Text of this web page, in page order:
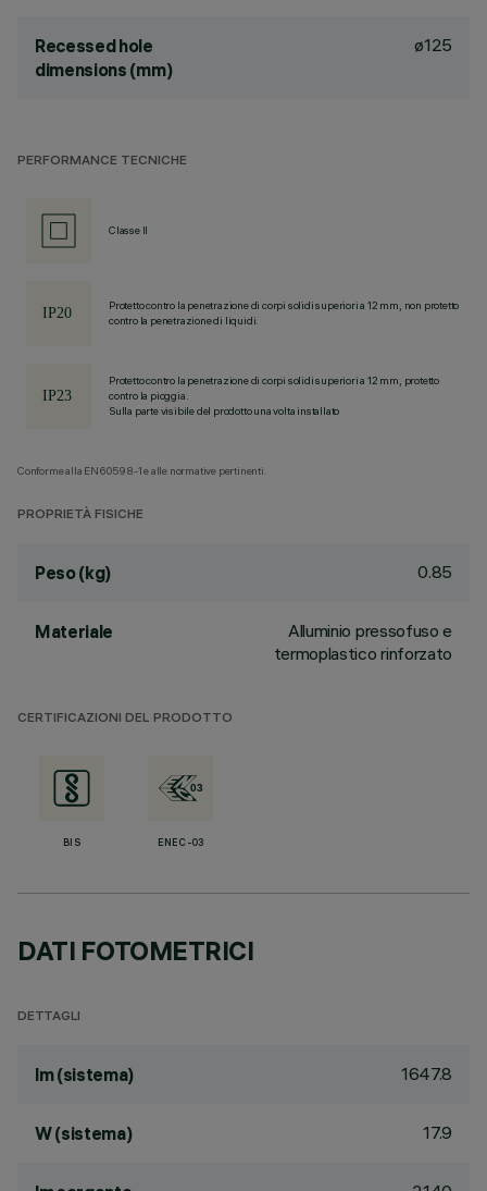
Recessed hole
dimensions (mm)
ø125
PERFORMANCE TECNICHE
Classe II
Protetto contro la penetrazione di corpi solidi superiori a 12 mm, non protetto
contro la penetrazione di liquidi.
Protetto contro la penetrazione di corpi solidi superiori a 12 mm, protetto
contro la pioggia.
Sulla parte visibile del prodotto una volta installato
Conforme alla EN60598-1 e alle normative pertinenti.
PROPRIETÀ FISICHE
Peso (kg) 0.85
Materiale
Alluminio pressofuso e
termoplastico rinforzato
CERTIFICAZIONI DEL PRODOTTO
BIS ENEC-03
DATI FOTOMETRICI
DETTAGLI
lm (sistema) 1647.8
W (sistema) 17.9